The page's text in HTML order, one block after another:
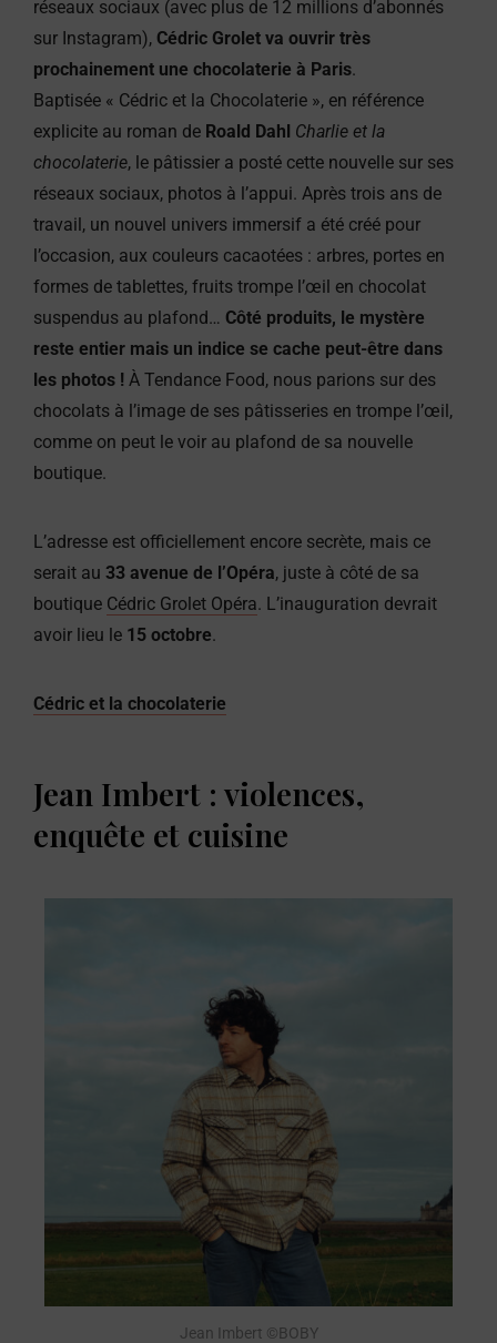
réseaux sociaux (avec plus de 12 millions d’abonnés
sur Instagram), Cédric Grolet va ouvrir très
prochainement une chocolaterie à Paris.
Baptisée « Cédric et la Chocolaterie », en référence
explicite au roman de Roald Dahl Charlie et la
chocolaterie, le pâtissier a posté cette nouvelle sur ses
réseaux sociaux, photos à l’appui. Après trois ans de
travail, un nouvel univers immersif a été créé pour
l’occasion, aux couleurs cacaotées : arbres, portes en
formes de tablettes, fruits trompe l’œil en chocolat
suspendus au plafond… Côté produits, le mystère
reste entier mais un indice se cache peut-être dans
les photos ! À Tendance Food, nous parions sur des
chocolats à l’image de ses pâtisseries en trompe l’œil,
comme on peut le voir au plafond de sa nouvelle
boutique.
L’adresse est officiellement encore secrète, mais ce
serait au 33 avenue de l’Opéra, juste à côté de sa
boutique Cédric Grolet Opéra. L’inauguration devrait
avoir lieu le 15 octobre.
Cédric et la chocolaterie
Jean Imbert : violences,
enquête et cuisine
Jean Imbert ©BOBY